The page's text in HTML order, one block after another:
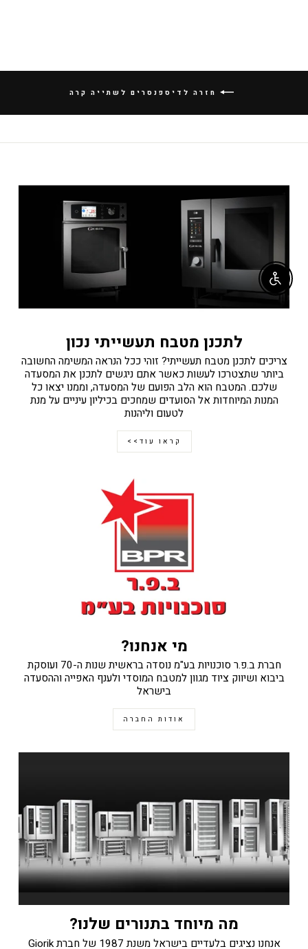
חזרה לדיספנסרים לשתייה קרה
לתכנן מטבח תעשייתי נכון
צריכים לתכנן מטבח תעשייתי? זוהי ככל הנראה המשימה החשובה
ביותר שתצטרכו לעשות כאשר אתם ניגשים לתכנן את המסעדה
שלכם. המטבח הוא הלב הפועם של המסעדה, וממנו יצאו כל
המנות המיוחדות אל הסועדים שמחכים בכיליון עיניים על מנת
לטעום וליהנות
קראו עוד>>
מי אנחנו?
חברת ב.פ.ר סוכנויות בע"מ נוסדה בראשית שנות ה-70 ועוסקת
ביבוא ושיווק ציוד מגוון למטבח המוסדי ולענף האפייה וההסעדה
בישראל
אודות החברה
מה מיוחד בתנורים שלנו?
אנחנו נציגים בלעדיים בישראל משנת 1987 של חברת Giorik
Enable accessibility